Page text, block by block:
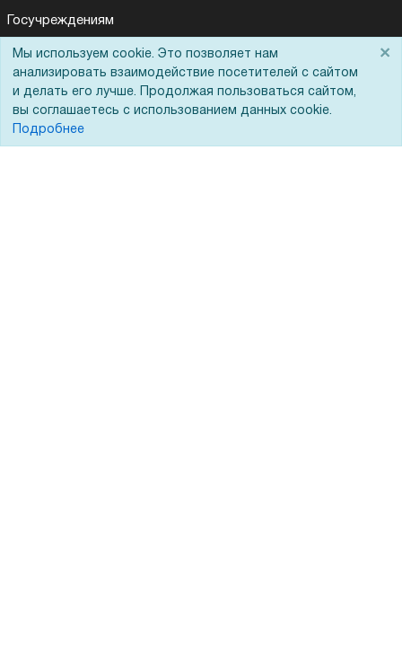
Госучреждениям
Тендеры
Бренды
ЭДО
Мы используем cookie. Это позволяет нам
анализировать взаимодействие посетителей с сайтом
и делать его лучше. Продолжая пользоваться сайтом,
вы соглашаетесь с использованием данных cookie.
Подробнее
×